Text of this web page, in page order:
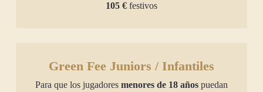
105 € festivos
Green Fee Juniors / Infantiles
Para que los jugadores menores de 18 añospuedan